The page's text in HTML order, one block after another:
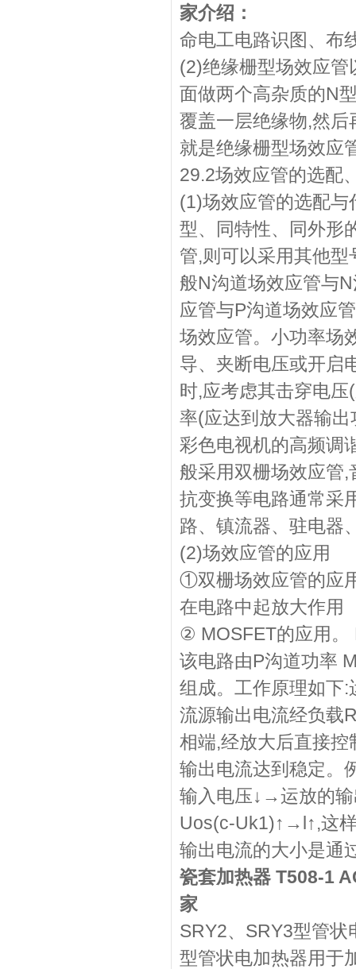
家介绍：
命电工电路识图、布
(2)绝缘栅型场效应
面做两个高杂质的N
覆盖一层绝缘物,然
就是绝缘栅型场效应
29.2场效应管的选配
(1)场效应管的选配
型、同特性、同外形
管,则可以采用其他
般N沟道场效应管与
应管与P沟道场效应
场效应管。小功率场
导、夹断电压或开启
时,应考虑其击穿电
率(应达到放大器输
彩色电视机的高频调
般采用双栅场效应管
抗变换等电路通常采
路、镇流器、驻电器
(2)场效应管的应用
①双栅场效应管的应
在电路中起放大作用
② MOSFET的应用。
该电路由P沟道功率
组成。工作原理如下
流源输出电流经负载
相端,经放大后直接
输出电流达到稳定
输入电压↓→运放的
Uos(c-Uk1)↑→l↑,这
输出电流的大小是通
瓷套加热器 T508-1
家
SRY2、SRY3型管
型管状电加热器用于